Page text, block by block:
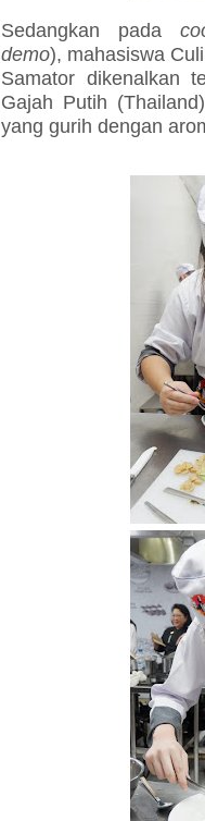
Sedangkan pada
demo), mahasiswa
Samator dikenalkan
Gajah Putih
yang gurih dengan